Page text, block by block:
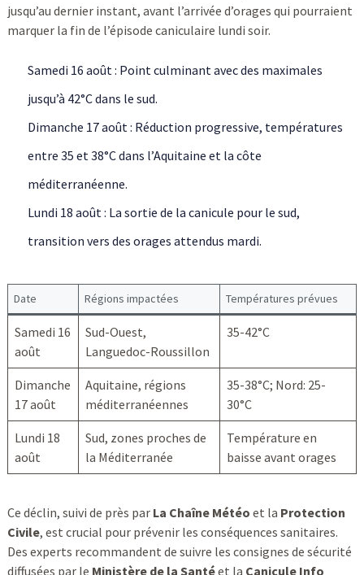
jusqu’au dernier instant, avant l’arrivée d’orages qui pourraient
marquer la fin de l’épisode caniculaire lundi soir.
Samedi 16 août : Point culminant avec des maximales
jusqu’à 42°C dans le sud.
Dimanche 17 août : Réduction progressive, températures
entre 35 et 38°C dans l’Aquitaine et la côte
méditerranéenne.
Lundi 18 août : La sortie de la canicule pour le sud,
transition vers des orages attendus mardi.
Date Régions impactées Températures prévues
Samedi 16
août
Sud-Ouest,
Languedoc-Roussillon
35-42°C
Dimanche
17 août
Aquitaine, régions
méditerranéennes
35-38°C; Nord: 25-
30°C
Lundi 18
août
Sud, zones proches de
la Méditerranée
Température en
baisse avant orages
Ce déclin, suivi de près par La Chaîne Météo et la Protection
Civile, est crucial pour prévenir les conséquences sanitaires.
Des experts recommandent de suivre les consignes de sécurité
diffusées par le Ministère de la Santéet la Canicule Info